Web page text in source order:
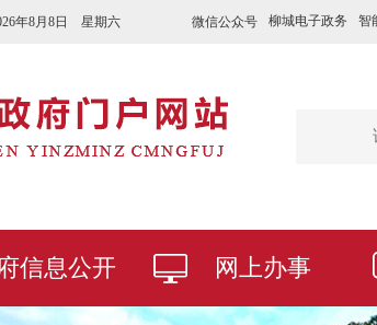
微信公众号 柳城电子政务 智
年8月8日 星期六
信息公开 网上办事